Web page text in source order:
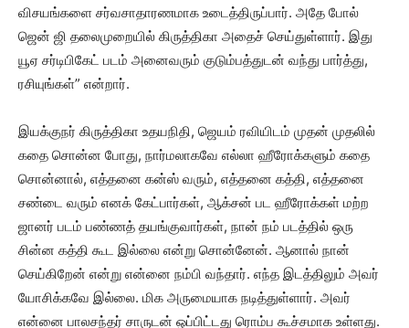
விசயங்களை சர்வசாதாரணமாக உடைத்திருப்பார். அதே போல்
ஜென் ஜி தலைமுறையில் கிருத்திகா அதைச் செய்துள்ளார். இது
யூஏ சர்டிபிகேட் படம் அனைவரும் குடும்பத்துடன் வந்து பார்த்து,
ரசியுங்கள்” என்றார்.
இயக்குநர் கிருத்திகா உதயநிதி, ஜெயம் ரவியிடம் முதன் முதலில்
கதை சொன்ன போது, நார்மலாகவே எல்லா ஹீரோக்களும் கதை
சொன்னால், எத்தனை கன்ஸ் வரும், எத்தனை கத்தி, எத்தனை
சண்டை வரும் எனக் கேட்பார்கள், ஆக்சன் பட ஹீரோக்கள் மற்ற
ஜானர் படம் பண்ணத் தயங்குவார்கள், நான் நம் படத்தில் ஒரு
சின்ன கத்தி கூட இல்லை என்று சொன்னேன். ஆனால் நான்
செய்கிறேன் என்று என்னை நம்பி வந்தார். எந்த இடத்திலும் அவர்
யோசிக்கவே இல்லை. மிக அருமையாக நடித்துள்ளார். அவர்
என்னை பாலசந்தர் சாருடன் ஒப்பிட்டது ரொம்ப கூச்சமாக உள்ளது.